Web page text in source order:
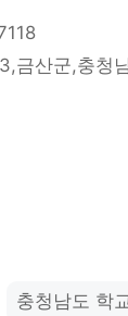
금산군,충청
충청남도 학